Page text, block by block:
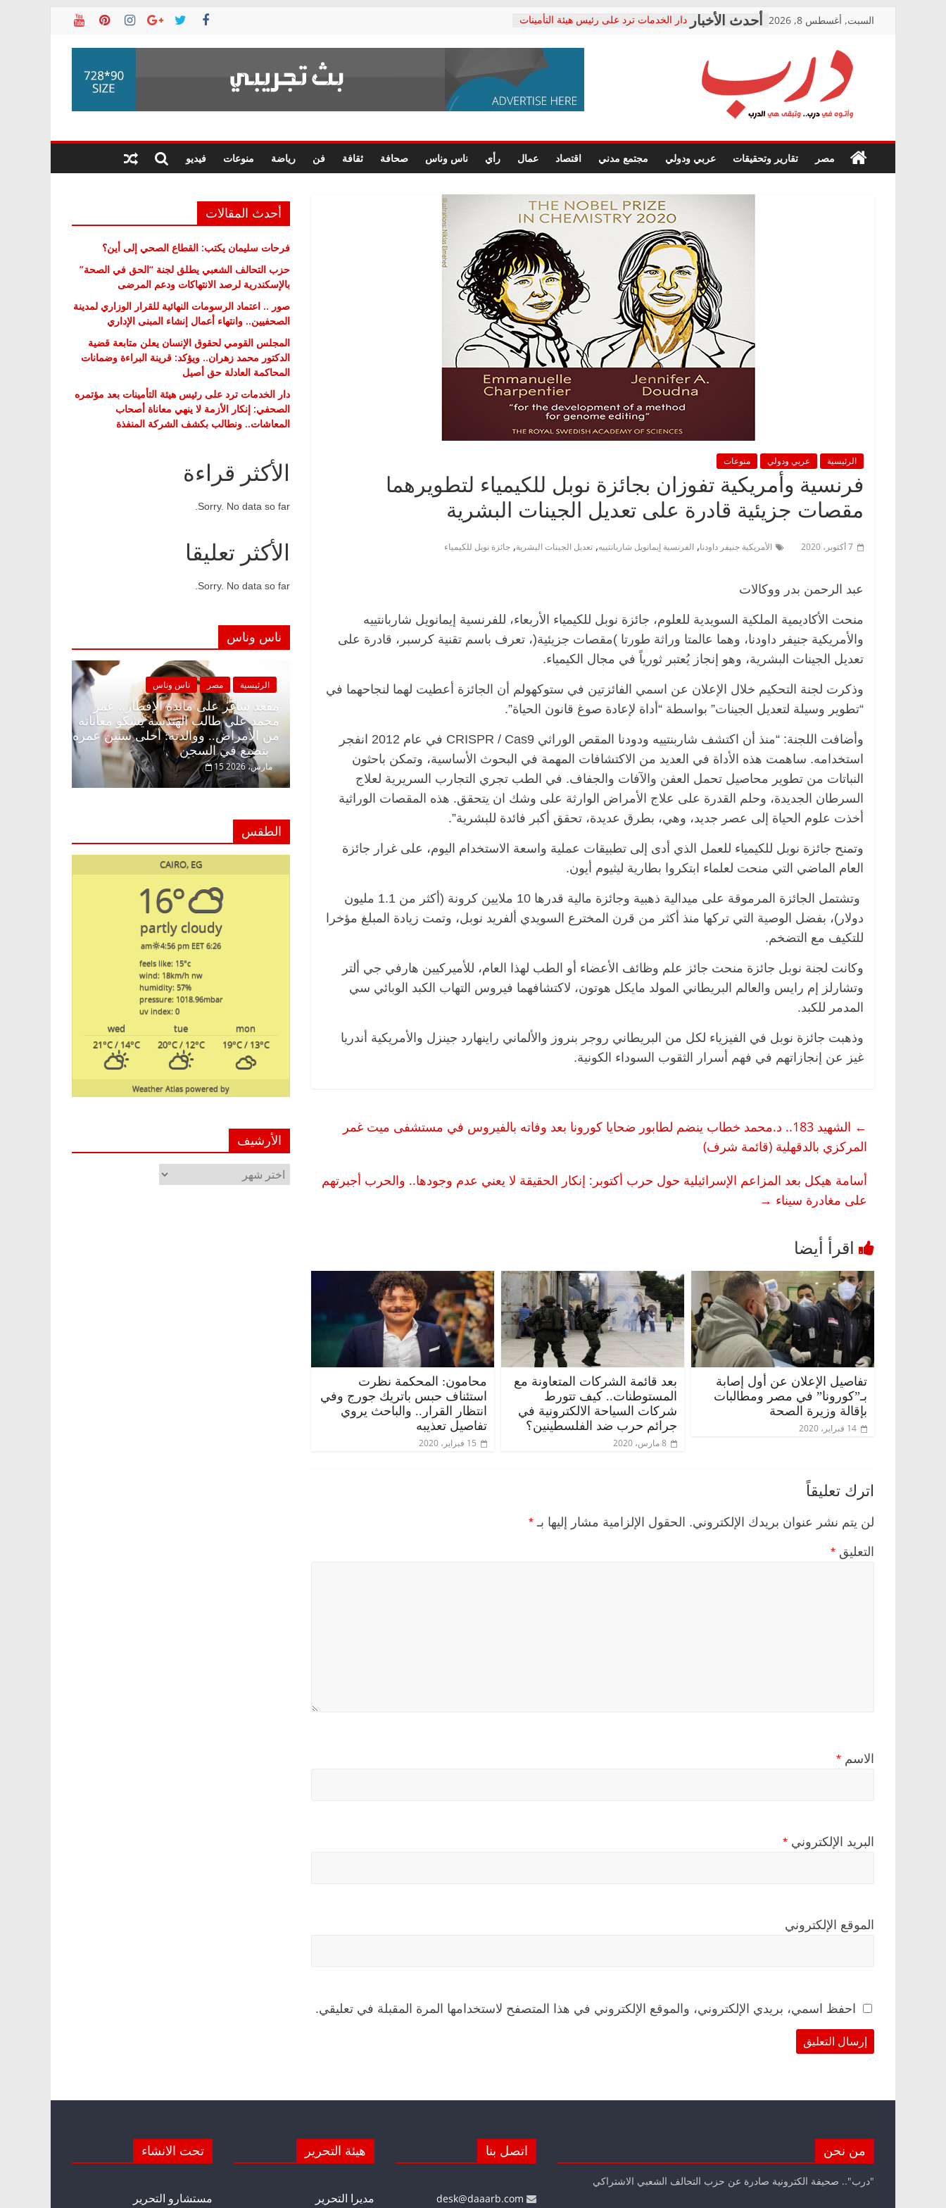
السبت, أغسطس 8, 2026
دار الخدمات ترد على رئيس هيئة التأمينات
معاناة أصحاب المعاشات.. ونطالب بكشف
فرحات سليمان يكتب: القطاع الصحي إلى
حزب التحالف الشعبي يطلق لجنة “الحق
صور .. اعتماد الرسومات النهائية للقرار
الوزاري لمدينة الصحفيين.. وانتهاء أعمال
إنشاء المبنى الإداري
متابعة قضية الدكتور محمد زهران.. ويؤكد:
قرينة البراءة وضمانات المحاكمة العادلة
حق أصيل
درب
في
درب..
مصر تقارير وتحقيقات عربي ودولي مجتمع مدني اقتصاد عمال رأي ناس وناس صحافة ثقافة فن رياضة منوعات فيديو
الرئيسية عربي ودولي منوعات
فرنسية وأمريكية تفوزان بجائزة نوبل للكيمياء لتطويرهما
مقصات جزيئية قادرة على تعديل الجينات البشرية
7 أكتوبر، 2020 الأمريكية جنيفر داودنا, الفرنسية إيمانويل شاربانتييه, تعديل الجينات البشرية, جائزة نوبل للكيمياء
عبد الرحمن بدر ووكالات
منحت الأكاديمية الملكية السويدية للعلوم، جائزة نوبل للكيمياء الأربعاء، للفرنسية إيمانويل شاربانتييه
والأمريكية جنيفر داودنا، وهما عالمتا وراثة طورتا )مقصات جزيئية(، تعرف باسم تقنية كرسبر، قادرة على
تعديل الجينات البشرية، وهو إنجاز يُعتبر ثورياً في مجال الكيمياء.
وذكرت لجنة التحكيم خلال الإعلان عن اسمي الفائزتين في ستوكهولم أن الجائزة أعطيت لهما لنجاحهما في
“تطوير وسيلة لتعديل الجينات” بواسطة “أداة لإعادة صوغ قانون الحياة”.
وأضافت اللجنة: “منذ أن اكتشف شاربنتييه ودودنا المقص الوراثي CRISPR / Cas9 في عام 2012 انفجر
استخدامه. ساهمت هذه الأداة في العديد من الاكتشافات المهمة في البحوث الأساسية، وتمكن باحثون
النباتات من تطوير محاصيل تحمل العفن والآفات والجفاف. في الطب تجري التجارب السريرية لعلاج
السرطان الجديدة، وحلم القدرة على علاج الأمراض الوارثة على وشك ان يتحقق. هذه المقصات الوراثية
أخذت علوم الحياة إلى عصر جديد، وهي، بطرق عديدة، تحقق أكبر فائدة للبشرية”.
وتمنح جائزة نوبل للكيمياء للعمل الذي أدى إلى تطبيقات عملية واسعة الاستخدام اليوم، على غرار جائزة
العام الماضي التي منحت لعلماء ابتكروا بطارية ليثيوم أيون.
وتشتمل الجائزة المرموقة على ميدالية ذهبية وجائزة مالية قدرها 10 ملايين كرونة (أكثر من 1.1 مليون
دولار)، بفضل الوصية التي تركها منذ أكثر من قرن المخترع السويدي ألفريد نوبل، وتمت زيادة المبلغ مؤخرا
للتكيف مع التضخم.
وكانت لجنة نوبل جائزة منحت جائز علم وظائف الأعضاء أو الطب لهذا العام، للأميركيين هارفي جي ألتر
وتشارلز إم رايس والعالم البريطاني المولد مايكل هوتون، لاكتشافهما فيروس التهاب الكبد الوبائي سي
المدمر للكبد.
وذهبت جائزة نوبل في الفيزياء لكل من البريطاني روجر بنروز والألماني راينهارد جينزل والأمريكية أندريا
غيز عن إنجازاتهم في فهم أسرار الثقوب السوداء الكونية.
←
الشهيد 183.. د.محمد خطاب ينضم لطابور ضحايا كورونا بعد وفاته بالفيروس في مستشفى ميت غمر
المركزي بالدقهلية (قائمة شرف)
أسامة هيكل بعد المزاعم الإسرائيلية حول حرب أكتوبر: إنكار الحقيقة لا يعني عدم وجودها.. والحرب أجبرتهم
على مغادرة سيناء →
تفاصيل الإعلان عن أول إصابة
بـ”كورونا” في مصر ومطالبات
بإقالة وزيرة الصحة
14 فبراير، 2020
بعد قائمة الشركات المتعاونة مع
المستوطنات.. كيف تتورط
شركات السياحة الالكترونية في
جرائم حرب ضد الفلسطينين؟
8 مارس، 2020
محامون: المحكمة نظرت
استئناف حبس باتريك جورج وفي
انتظار القرار.. والباحث يروي
تفاصيل تعذيبه
15 فبراير، 2020
اترك تعليقاً
لن يتم نشر عنوان بريدك الإلكتروني. الحقول الإلزامية مشار إليها بـ *
التعليق *
الاسم *
البريد الإلكتروني *
الموقع الإلكتروني
احفظ اسمي، بريدي الإلكتروني، والموقع الإلكتروني في هذا المتصفح لاستخدامها المرة المقبلة في تعليقي.
أحدث المقالات
فرحات سليمان يكتب: القطاع الصحي إلى أين؟
حزب التحالف الشعبي يطلق لجنة “الحق في الصحة”
بالإسكندرية لرصد الانتهاكات ودعم المرضى
صور .. اعتماد الرسومات النهائية للقرار الوزاري لمدينة
الصحفيين.. وانتهاء أعمال إنشاء المبنى الإداري
المجلس القومي لحقوق الإنسان يعلن متابعة قضية
الدكتور محمد زهران.. ويؤكد: قرينة البراءة وضمانات
المحاكمة العادلة حق أصيل
دار الخدمات ترد على رئيس هيئة التأمينات بعد مؤتمره
الصحفي: إنكار الأزمة لا ينهي معاناة أصحاب
المعاشات.. ونطالب بكشف الشركة المنفذة
الأكثر قراءة
Sorry. No data so far.
الأكثر تعليقا
Sorry. No data so far.
ناس وناس
الرئيسية مصر
مقعد شاغر على مائدة
محمد علي طالب الهندسة
من الأمراض.. ووالدته:
بتضيع في السجن
15 مارس، 2026
الرئيسية ناس وناس
مقعد شاغر على الإفطار وبلكونة بلا زينة
رمضان.. د. عبدالخالق فاروق خبير
اقتصادي في انتظار حلم الحرية ولمة
الرئيسية مصر ناس وناس
مقعد شاغر على مائدة الإفطار.. يحيى
حسين عبدالهادي فارس مقاومة
الخصخصة الذي دافع عن المال العام
(بروفايل)
21 فبراير، 2026
الرئيسية مصر ناس وناس
في ذكرى رحيله.. د. نور فرحات فقيه
قانوني دافع عن قضايا الوطن وانحاز
26 يناير، 2026
فاروق.. خبير اقتصادي
ميلاده وحيداً على أبواب
الطقس
CAIRO, EG
16°
partly cloudy
6:26 am
4:56 pm EET
feels like: 15°c
wind: 18km/h nw
humidity: 57%
pressure: 1018.96mbar
uv index: 0
mon
tue
wed
19°C/ 13°C
20°C/ 12°C
21°C/ 14°C
powered by
Weather Atlas
الأرشيف
الأرشيف
من نحن
"درب".. صحيفة الكترونية صادرة عن حزب التحالف الشعبي الاشتراكي
اتصل بنا هيئة التحرير
مديرا التحرير
تحت الانشاء
مستشارو التحرير